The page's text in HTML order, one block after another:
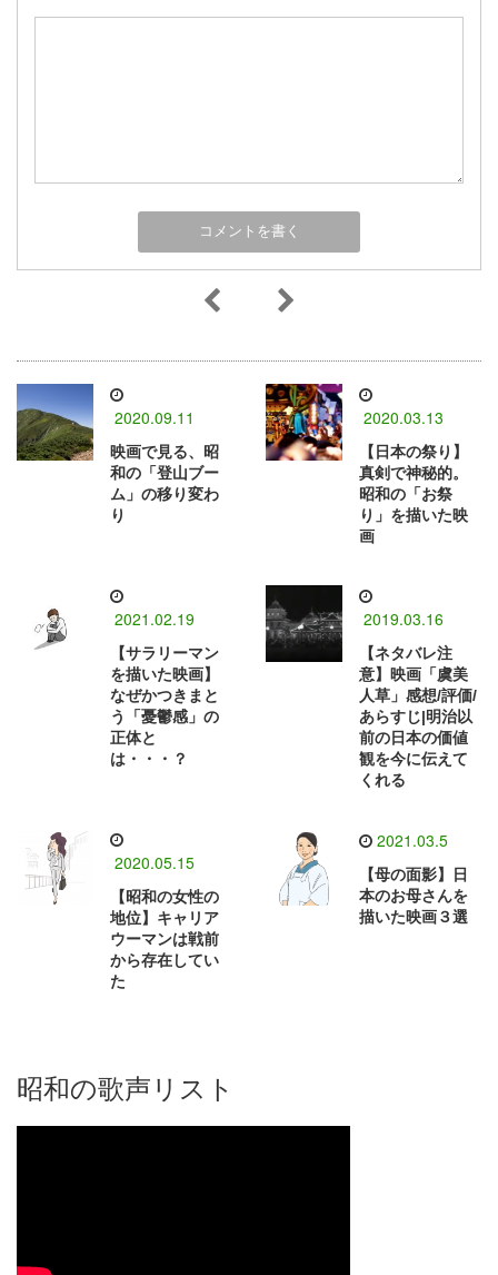
2020.09.11
映画で見る、昭
和の「登山ブー
ム」の移り変わ
り
2020.03.13
【日本の祭り】
真剣で神秘的。
昭和の「お祭
り」を描いた映
画
2021.02.19
【サラリーマン
を描いた映画】
なぜかつきまと
う「憂鬱感」の
正体と
は・・・？
2019.03.16
【ネタバレ注
意】映画「虞美
人草」感想/評価/
あらすじ|明治以
前の日本の価値
観を今に伝えて
くれる
2020.05.15
【昭和の女性の
地位】キャリア
ウーマンは戦前
から存在してい
た
2021.03.5
【母の面影】日
本のお母さんを
描いた映画３選
昭和の歌声リスト